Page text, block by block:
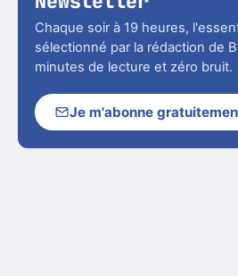
Chaque soir à 19 heures,
sélectionné par la rédaction de
minutes de lecture et zéro bruit.
Je m'abonne